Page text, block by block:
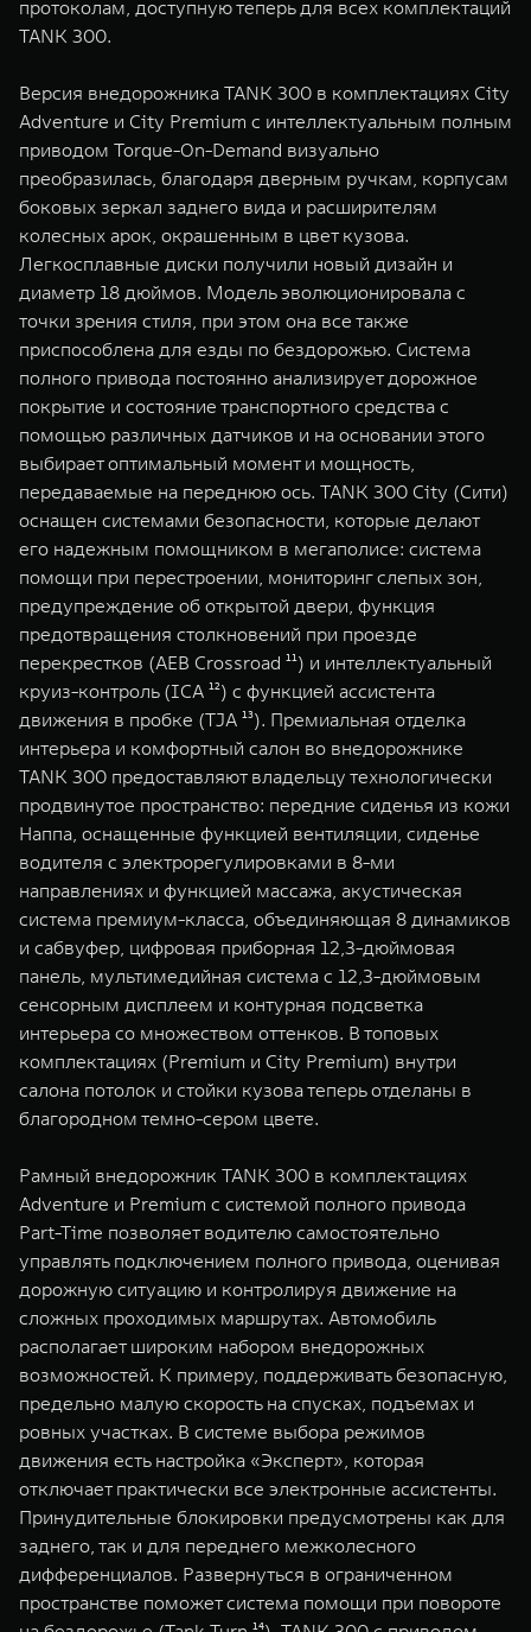
протоколам, доступную теперь для всех комплектаций
TANK 300.
Версия внедорожника TANK 300 в комплектациях City
Adventure и City Premium с интеллектуальным полным
приводом Torque-On-Demand визуально
преобразилась, благодаря дверным ручкам, корпусам
боковых зеркал заднего вида и расширителям
колесных арок, окрашенным в цвет кузова.
Легкосплавные диски получили новый дизайн и
диаметр 18 дюймов. Модель эволюционировала с
точки зрения стиля, при этом она все также
приспособлена для езды по бездорожью. Система
полного привода постоянно анализирует дорожное
покрытие и состояние транспортного средства с
помощью различных датчиков и на основании этого
выбирает оптимальный момент и мощность,
передаваемые на переднюю ось. TANK 300 City (Сити)
оснащен системами безопасности, которые делают
его надежным помощником в мегаполисе: система
помощи при перестроении, мониторинг слепых зон,
предупреждение об открытой двери, функция
предотвращения столкновений при проезде
перекрестков (AEB Crossroad ¹¹) и интеллектуальный
круиз-контроль (ICA ¹²) с функцией ассистента
движения в пробке (TJA ¹³). Премиальная отделка
интерьера и комфортный салон во внедорожнике
TANK 300 предоставляют владельцу технологически
продвинутое пространство: передние сиденья из кожи
Наппа, оснащенные функцией вентиляции, сиденье
водителя с электрорегулировками в 8-ми
направлениях и функцией массажа, акустическая
система премиум-класса, объединяющая 8 динамиков
и сабвуфер, цифровая приборная 12,3-дюймовая
панель, мультимедийная система с 12,3-дюймовым
сенсорным дисплеем и контурная подсветка
интерьера со множеством оттенков. В топовых
комплектациях (Premium и City Premium) внутри
салона потолок и стойки кузова теперь отделаны в
благородном темно-сером цвете.
Рамный внедорожник TANK 300 в комплектациях
Adventure и Premium с системой полного привода
Part-Time позволяет водителю самостоятельно
управлять подключением полного привода, оценивая
дорожную ситуацию и контролируя движение на
сложных проходимых маршрутах. Автомобиль
располагает широким набором внедорожных
возможностей. К примеру, поддерживать безопасную,
предельно малую скорость на спусках, подъемах и
ровных участках. В системе выбора режимов
движения есть настройка «Эксперт», которая
отключает практически все электронные ассистенты.
Принудительные блокировки предусмотрены как для
заднего, так и для переднего межколесного
дифференциалов. Развернуться в ограниченном
пространстве поможет система помощи при повороте